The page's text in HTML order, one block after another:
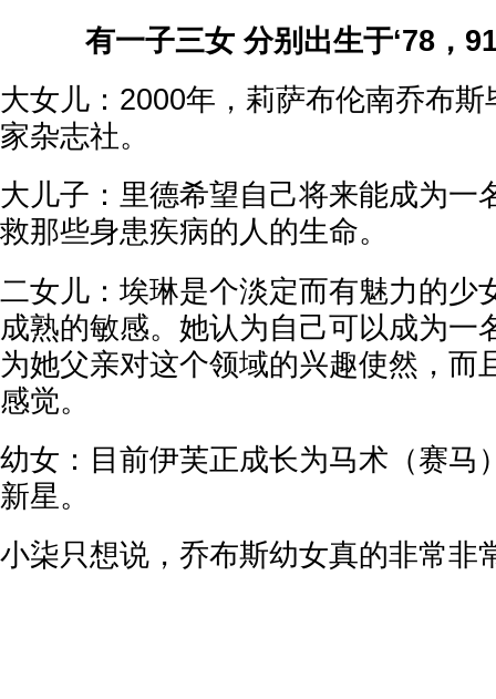
有一子三女 分别出生于‘78，
大女儿：2000年，莉萨布伦南乔布
家杂志社。
大儿子：里德希望自己将来能成为一
救那些身患疾病的人的生命。
二女儿：埃琳是个淡定而有魅力的少
成熟的敏感。她认为自己可以成为一
为她父亲对这个领域的兴趣使然，而
感觉。
幼女：目前伊芙正成长为马术（赛马
新星。
小柒只想说，乔布斯幼女真的非常非